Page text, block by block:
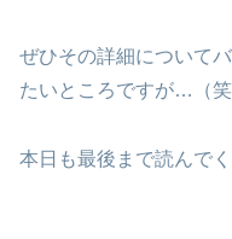
ぜひその詳細について
たいところですが…（笑
本日も最後まで読んで